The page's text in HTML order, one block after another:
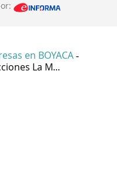
en BOYACA -
La M...